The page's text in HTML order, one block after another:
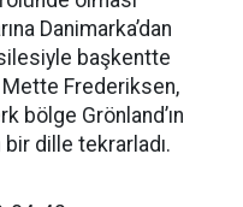
Danimarka’dan
başkentte
Mette Frederiksen,
bölge Grönland’ın
bir dille tekrarladı.